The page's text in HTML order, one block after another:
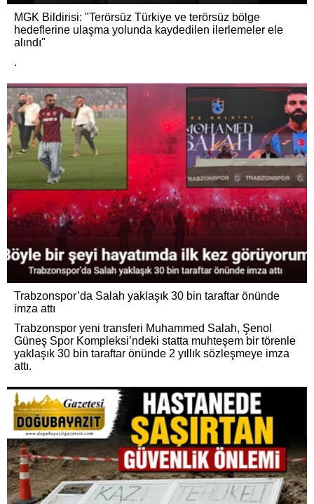
MGK Bildirisi: "Terörsüz Türkiye ve terörsüz bölge
hedeflerine ulaşma yolunda kaydedilen ilerlemeler ele
alındı"
.
Trabzonspor’da Salah yaklaşık 30 bin taraftar önünde
imza attı
Trabzonspor yeni transferi Muhammed Salah, Şenol
Güneş Spor Kompleksi’ndeki statta muhteşem bir törenle
yaklaşık 30 bin taraftar önünde 2 yıllık sözleşmeye imza
attı.